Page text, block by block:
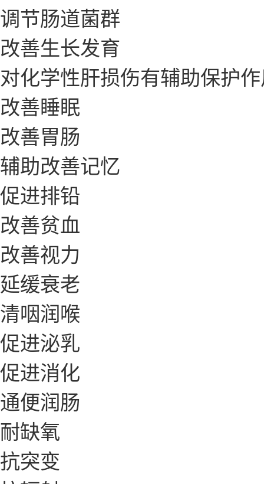
调节肠道菌群
改善生长发育
对化学性肝损伤有辅助保护
改善睡眠
改善胃肠
辅助改善记忆
促进排铅
改善贫血
改善视力
延缓衰老
清咽润喉
促进泌乳
促进消化
通便润肠
耐缺氧
抗突变